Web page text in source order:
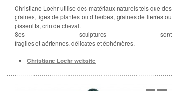
Christiane Loehr utilise des matériaux naturels tels que des
graines, tiges de plantes ou d’herbes, graines de lierres ou
pissenlits, crin de cheval.
Ses sculptures sont
fragiles et aériennes, délicates et éphémères.
Christiane Loehr website